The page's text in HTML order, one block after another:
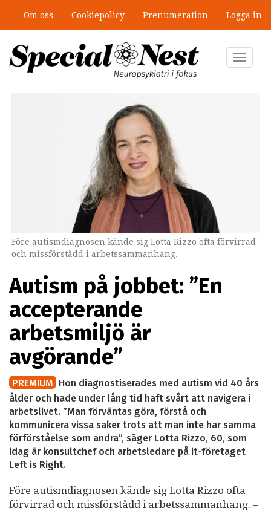
huvudinnehåll
Om oss Cookiepolicy Prenumeration Logga in
Toggle
Före autismdiagnosen kände sig Lotta Rizzo ofta förvirrad
och missförstådd i arbetssammanhang.
Autism på jobbet: ”En
accepterande
arbetsmiljö är
avgörande”
PREMIUM Hon diagnostiserades med autism vid 40 års
ålder och hade under lång tid haft svårt att navigera i
arbetslivet. ”Man förväntas göra, förstå och
kommunicera vissa saker trots att man inte har samma
förförståelse som andra”, säger Lotta Rizzo, 60, som
idag är konsultchef och arbetsledare på it-företaget
Left is Right.
Före autismdiagnosen kände sig Lotta Rizzo ofta
förvirrad och missförstådd i arbetssammanhang. –
”Jobbet gick bra – just därför togs
stödet bort”